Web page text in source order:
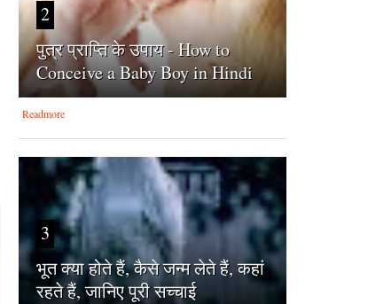
2
पुत्र प्राप्ति के उपाय - How to
Conceive a Baby Boy in Hindi
Readmore
3
भूत क्या होते हैं, कैसे जन्म लेते हैं, कहां
रहते हैं, जानिए पूरी सच्चाई